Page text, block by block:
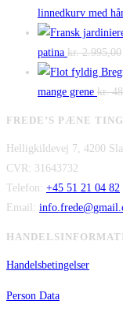
linnedkurv med
patina kr.2.995,00
mange grene kr.
FREDE’S PÆNE TING
Helligkildevej 7, 4200
CVR: 31643732
Telefon: +45 51 21 04 82
Email:
Handelsbetingelser
Person Data